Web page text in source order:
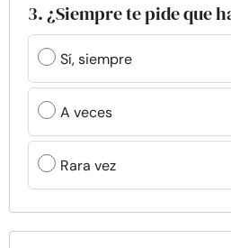
3. ¿Siempre te pide que
Sí, siempre
A veces
Rara vez